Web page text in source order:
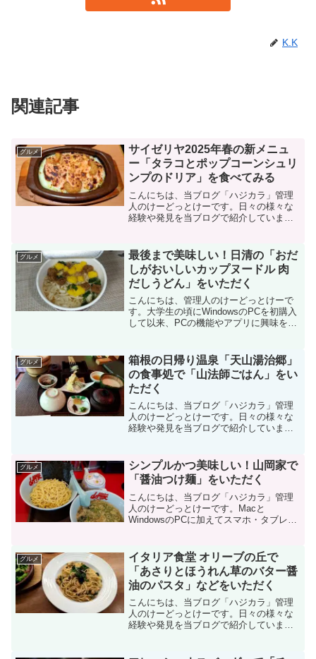
K.K
関連記事
グルメ
サイゼリヤ2025年春の新メニュ
ー「タラコとポップコーンシュリ
ンプのドリア」を食べてみる
こんにちは、当ブログ「ハジカラ」管理
人のけーどっとけーです。日々の様々な
経験や発見を当ブログで紹介していま
いものを食べるのも好きなので、気にな
るお店に行ったりテイクアウ...
グルメ
最後まで美味しい！日清の「おだ
しがおいしいカップヌードル 肉
だしうどん」をいただく
こんにちは、管理人のけーどっとけーで
す。大学生の頃にWindowsのPCを初購入
して以来、PCの機能やアプリに興味を持
なアプリを使ってみることを趣味として
います。また...
グルメ
箱根の日帰り温泉「天山湯治郷」
の食事処で「山法師ごはん」をい
ただく
こんにちは、当ブログ「ハジカラ」管理
人のけーどっとけーです。日々の様々な
経験や発見を当ブログで紹介していま
は、箱根にある日帰り温泉「天山湯治
郷」でリラックスした後、食事処...
グルメ
シンプルかつ美味しい！山岡家で
「醤油つけ麺」をいただく
こんにちは、当ブログ「ハジカラ」管理
人のけーどっとけーです。Macと
WindowsのPCに加えてスマホ・タブレッ
と合わせ日々の経験や発見を当ブログで
紹介しています。ほぼ...
グルメ
イタリア食堂 オリーブの丘で
「あさりとほうれん草のバター醤
油のパスタ」などをいただく
こんにちは、当ブログ「ハジカラ」管理
人のけーどっとけーです。日々の様々な
経験や発見を当ブログで紹介していま